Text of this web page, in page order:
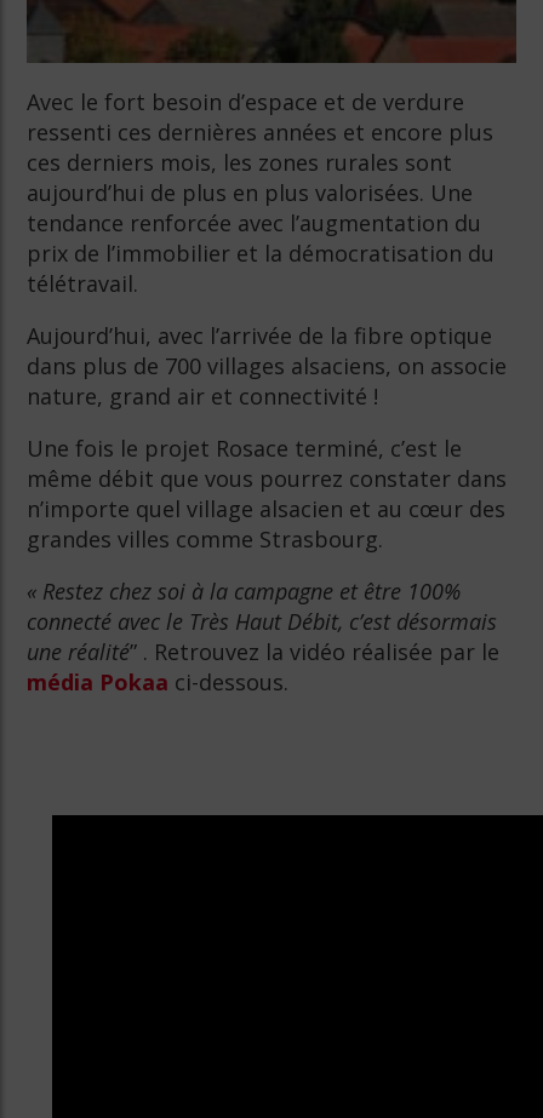
Avec le fort besoin d’espace et de verdure
ressenti ces dernières années et encore plus
ces derniers mois, les zones rurales sont
aujourd’hui de plus en plus valorisées. Une
tendance renforcée avec l’augmentation du
prix de l’immobilier et la démocratisation du
télétravail.
Aujourd’hui, avec l’arrivée de la fibre optique
dans plus de 700 villages alsaciens, on associe
nature, grand air et connectivité !
Une fois le projet Rosace terminé, c’est le
même débit que vous pourrez constater dans
n’importe quel village alsacien et au cœur des
grandes villes comme Strasbourg.
« Restez chez soi à la campagne et être 100%
connecté avec le Très Haut Débit, c’est désormais
une réalité” . Retrouvez la vidéo réalisée par le
média Pokaa ci-dessous.